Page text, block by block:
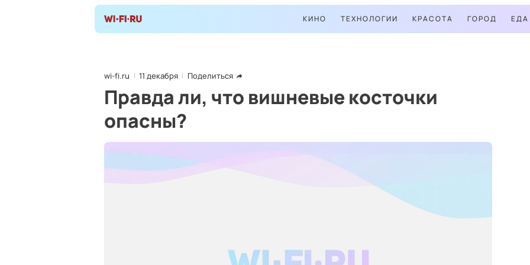
КИНО ТЕХНОЛОГИИ КРАСОТА ГОРОД ЕДА
wi-fi.ru 11 декабря Поделиться
Правда ли, что вишневые косточки
опасны?